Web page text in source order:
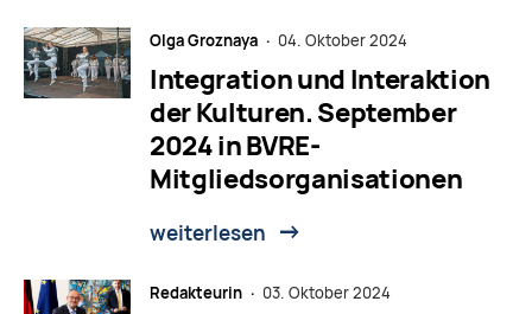
Olga Groznaya · 04. Oktober 2024
Integration und Interaktion
der Kulturen. September
2024 in BVRE-
Mitgliedsorganisationen
weiterlesen
Redakteurin · 03. Oktober 2024